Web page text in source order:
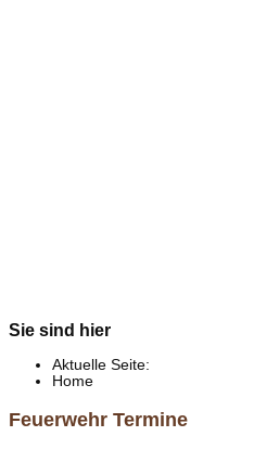
Sie sind hier
Aktuelle Seite:
Home
Feuerwehr Termine